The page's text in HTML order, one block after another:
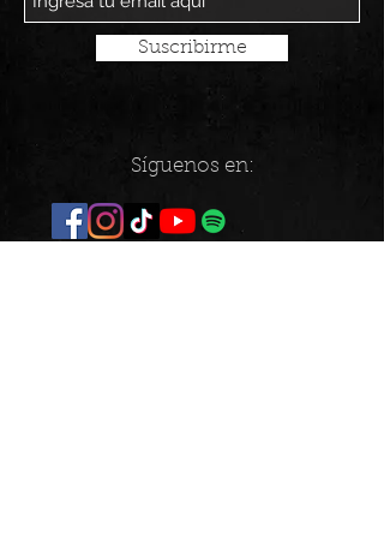
Suscribirme
Síguenos en: